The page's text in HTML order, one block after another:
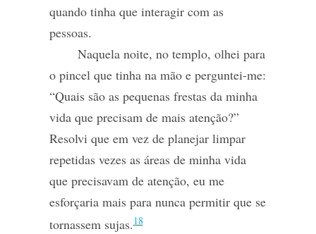
quando tinha que interagir com as
pessoas.
Naquela noite, no templo, olhei para
o pincel que tinha na mão e perguntei-me:
“Quais são as pequenas frestas da minha
vida que precisam de mais atenção?”
Resolvi que em vez de planejar limpar
repetidas vezes as áreas de minha vida
que precisavam de atenção, eu me
esforçaria mais para nunca permitir que se
tornassem sujas.18